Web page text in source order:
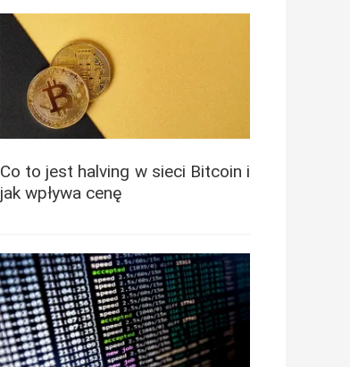
Co to jest halving w sieci Bitcoin i
jak wpływa cenę